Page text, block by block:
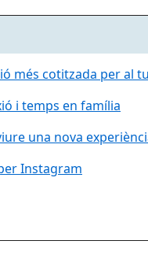
més cotitzada per al
i temps en família
una nova
Instagram